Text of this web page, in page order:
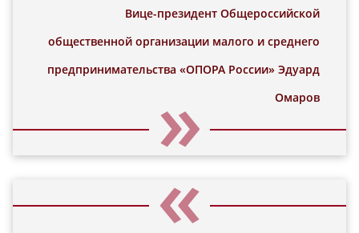
Вице-президент Общероссийской
общественной организации малого и среднего
предпринимательства «ОПОРА России» Эдуард
Омаров